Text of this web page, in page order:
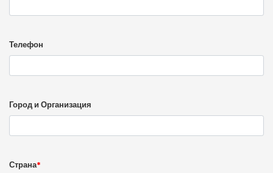
Телефон
Город и Организация
Страна*